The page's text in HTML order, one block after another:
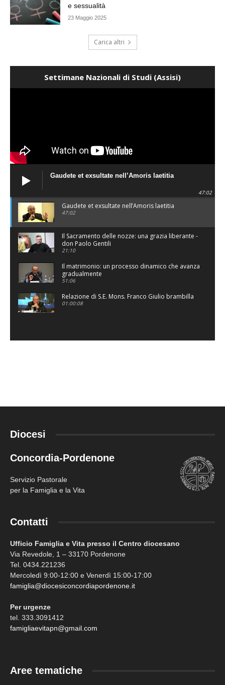
e sessualità
23 Maggio 2025
Carica altri
Settimane Nazionali di Studi (Assisi)
Gaudete et exsultate nell’Amoris laetitia
47:02
Gaudete et exsultate nell’Amoris laetitia
47:02
Il Sacramento delle nozze: una grazia liberante -
don Paolo Gentili
21:10
Il matrimonio: un processo dinamico che avanza
gradualmente
51:06
Relazione di S.E. Mons. Franco Giulio brambilla
01:00:08
Diocesi
Concordia-Pordenone
Servizio Pastorale
per la Famiglia e la Vita
Contatti
Ufficio Famiglia e Vita presso il Centro diocesano
Via Revedole, 1 – 33170 Pordenone
Tel. 0434.221236
Mercoledì 9:00-12:00 e Venerdì 15:00-17:00
famiglia@diocesiconcordiapordenone.it
Per urgenze
tel. 333.3091412
famigliaevitapn@gmail.com
Aree tematiche